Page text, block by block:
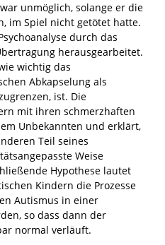
unmöglich, solange er die
im Spiel nicht getötet hatte.
durch das
herausgearbeitet.
wichtig das
Abkapselung als
ist. Die
mit ihren schmerzhaften
Unbekannten und erklärt,
Teil seines
Weise
Hypothese lautet
Kindern die Prozesse
Autismus in einer
so dass dann der
normal verläuft.